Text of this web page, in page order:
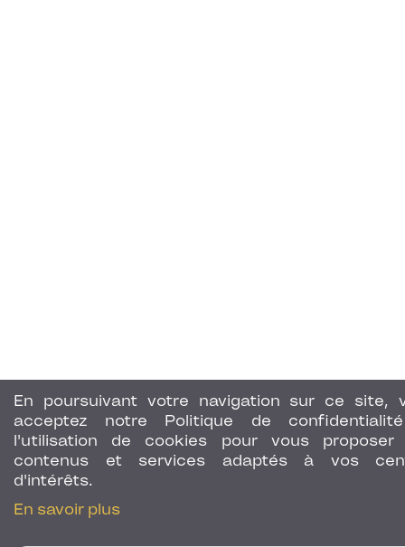
En poursuivant votre navigation sur ce site,
acceptez notre Politique de
l'utilisation de cookies pour vous proposer
contenus et services adaptés à vos
d'intérêts.
En savoir plus